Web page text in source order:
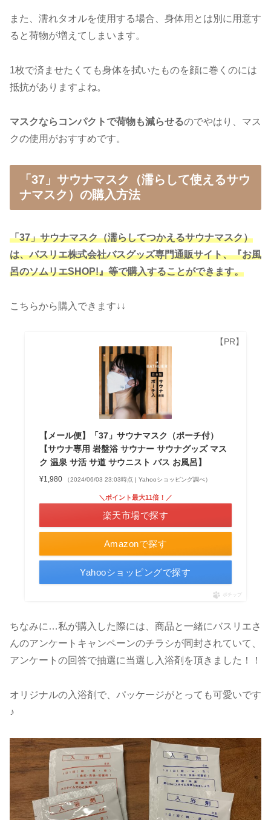
また、濡れタオルを使用する場合、身体用とは別に用意す
ると荷物が増えてしまいます。
1枚で済ませたくても身体を拭いたものを顔に巻くのには
抵抗がありますよね。
マスクならコンパクトで荷物も減らせるのでやはり、マス
クの使用がおすすめです。
「37」サウナマスク（濡らして使えるサウ
ナマスク）の購入方法
「37」サウナマスク（濡らしてつかえるサウナマスク）
は、バスリエ株式会社バスグッズ専門通販サイト、『お風
呂のソムリエSHOP!』等で購入することができます。
こちらから購入できます↓↓
【メール便】「37」サウナマスク（ポーチ付）
【サウナ専用 岩盤浴 サウナー サウナグッズ マス
ク 温泉 サ活 サ道 サウニスト バス お風呂】
¥1,980 （2024/06/03 23:03時点 | Yahooショッピング調べ）
Amazonで探す
＼ポイント最大11倍！／
楽天市場で探す
Yahooショッピングで探す
ポチップ
ちなみに…私が購入した際には、商品と一緒にバスリエさ
んのアンケートキャンペーンのチラシが同封されていて、
アンケートの回答で抽選に当選し入浴剤を頂きました！！
オリジナルの入浴剤で、パッケージがとっても可愛いです
♪